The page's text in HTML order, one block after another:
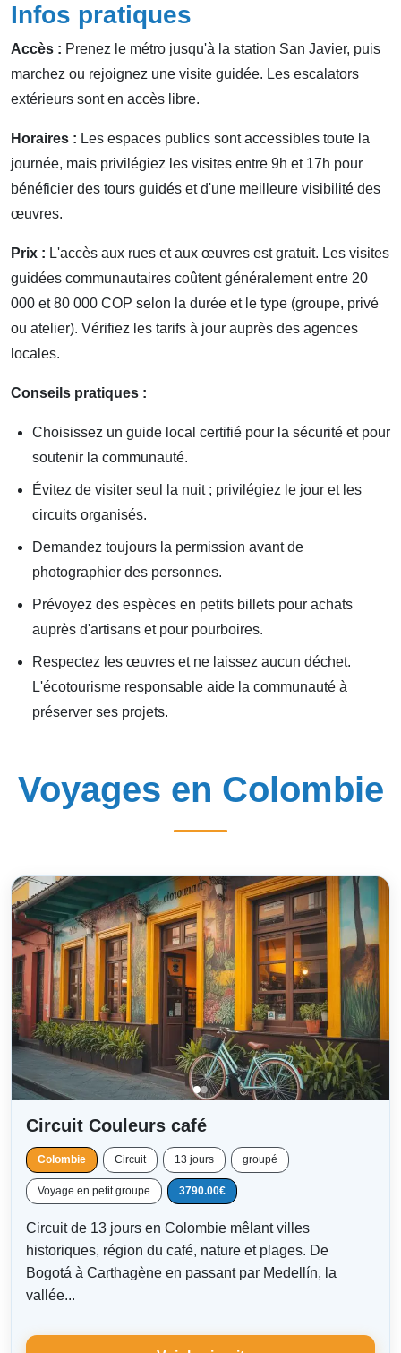
Infos pratiques
Accès : Prenez le métro jusqu'à la station San Javier, puis
marchez ou rejoignez une visite guidée. Les escalators
extérieurs sont en accès libre.
Horaires : Les espaces publics sont accessibles toute la
journée, mais privilégiez les visites entre 9h et 17h pour
bénéficier des tours guidés et d'une meilleure visibilité des
œuvres.
Prix : L'accès aux rues et aux œuvres est gratuit. Les visites
guidées communautaires coûtent généralement entre 20
000 et 80 000 COP selon la durée et le type (groupe, privé
ou atelier). Vérifiez les tarifs à jour auprès des agences
locales.
Conseils pratiques :
Choisissez un guide local certifié pour la sécurité et pour
soutenir la communauté.
Évitez de visiter seul la nuit ; privilégiez le jour et les
circuits organisés.
Demandez toujours la permission avant de
photographier des personnes.
Prévoyez des espèces en petits billets pour achats
auprès d'artisans et pour pourboires.
Respectez les œuvres et ne laissez aucun déchet.
L'écotourisme responsable aide la communauté à
préserver ses projets.
Voyages en Colombie
Circuit Couleurs café
Colombie Circuit 13 jours groupé
Voyage en petit groupe 3790.00€
Circuit de 13 jours en Colombie mêlant villes
historiques, région du café, nature et plages. De
Bogotá à Carthagène en passant par Medellín, la
vallée...